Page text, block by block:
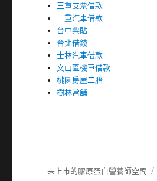
三重支票借款
三重汽車借款
台中票貼
台北借錢
士林汽車借款
文山區機車借款
桃園房屋二胎
樹林當舖
未上市的膠原蛋白營養師空間